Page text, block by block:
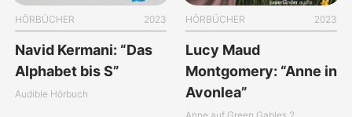
HÖRBÜCHER 2023
Navid Kermani: “Das
Alphabet bis S”
Audible Hörbuch
HÖRBÜCHER 2023
Lucy Maud
Montgomery: “Anne in
Avonlea”